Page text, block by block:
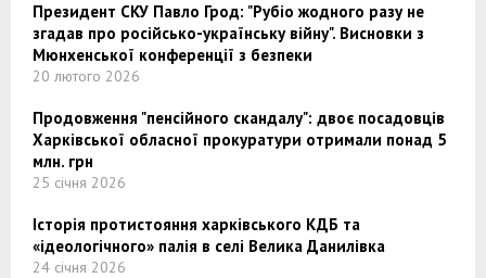
Президент СКУ Павло Грод: "Рубіо жодного разу не
згадав про російсько-українську війну". Висновки з
Мюнхенської конференції з безпеки
20 лютого 2026
Продовження "пенсійного скандалу": двоє посадовців
Харківської обласної прокуратури отримали понад 5
млн. грн
25 січня 2026
Історія протистояння харківського КДБ та
«ідеологічного» палія в селі Велика Данилівка
24 січня 2026